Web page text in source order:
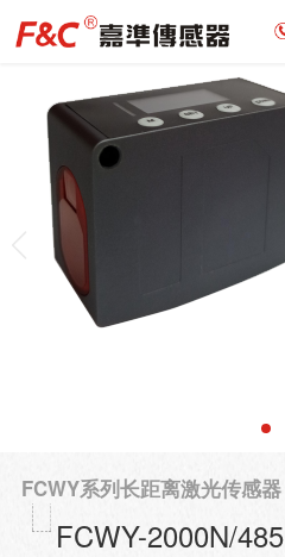
FCWY系列长距离激光传感器
FCWY-2000N/485